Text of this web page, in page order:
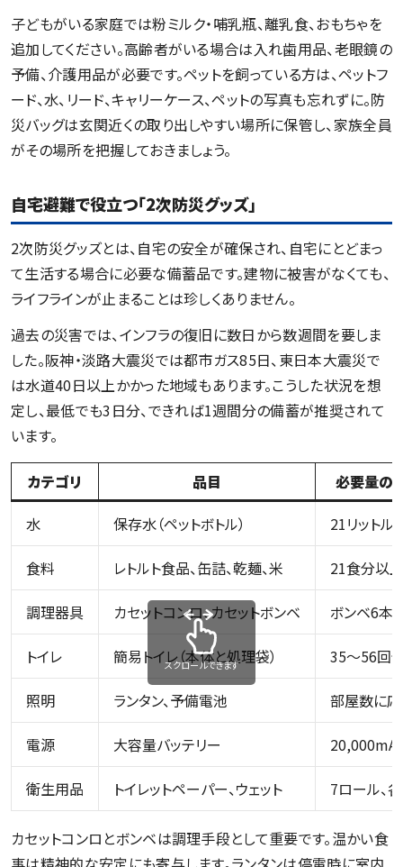
子どもがいる家庭では粉ミルク・哺乳瓶、離乳食、おもちゃを
追加してください。高齢者がいる場合は入れ歯用品、老眼鏡の
予備、介護用品が必要です。ペットを飼っている方は、ペットフ
ード、水、リード、キャリーケース、ペットの写真も忘れずに。防
災バッグは玄関近くの取り出しやすい場所に保管し、家族全員
がその場所を把握しておきましょう。
自宅避難で役立つ「2次防災グッズ」
2次防災グッズとは、自宅の安全が確保され、自宅にとどまっ
て生活する場合に必要な備蓄品です。建物に被害がなくても、
ライフラインが止まることは珍しくありません。
過去の災害では、インフラの復旧に数日から数週間を要しま
した。阪神・淡路大震災では都市ガス85日、東日本大震災で
は水道40日以上かかった地域もあります。こうした状況を想
定し、最低でも3日分、できれば1週間分の備蓄が推奨されて
います。
カテゴリ 品目
必要量の
水
保存水（ペットボトル） 21リットル
食料 レトルト食品、缶詰、乾麺、米 21食分以上
調理器具 カセットコンロ、カセットボンベ ボンベ6本
トイレ 簡易トイレ（本体と処理袋） 35〜56回
照明 ランタン、予備電池 部屋数に
電源 大容量バッテリー
衛生用品 トイレットペーパー、ウェット 7ロール、
スクロールできます
カセットコンロとボンベは調理手段として重要です。温かい食